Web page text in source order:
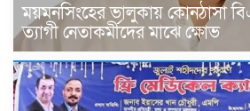
ময়মনসিংহের ভালুকায় কোনঠাসা
ত্যাগী নেতাকর্মীদের মাঝে ক্ষোভ